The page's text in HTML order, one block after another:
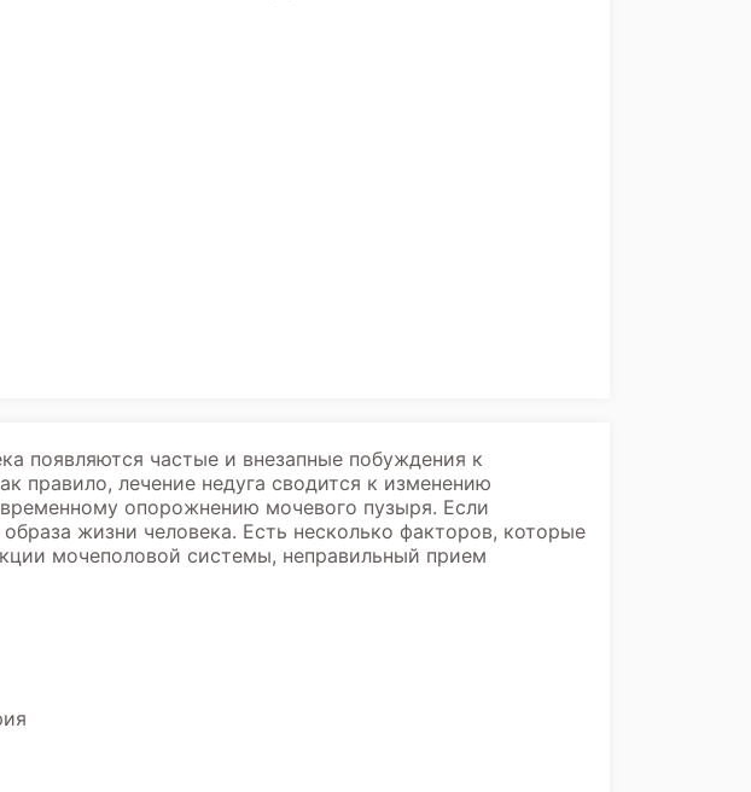
появляются частые и внезапные побуждения к
правило, лечение недуга сводится к изменению
опорожнению мочевого пузыря. Если
жизни человека. Есть несколько факторов, которые
мочеполовой системы, неправильный прием